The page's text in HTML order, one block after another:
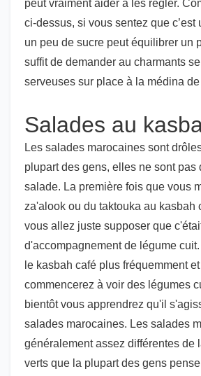
peut vraiment aider à les régler.
ci-dessus, si vous sentez que c’est
un peu de sucre peut équilibrer un
suffit de demander au charmants
serveuses sur place à la médina
Salades au
Les salades marocaines sont
plupart des gens, elles ne sont pas
salade. La première fois que vous
za'alook ou du taktouka au kasbah
vous allez juste supposer que
d'accompagnement de légume
le kasbah café plus fréquemment
commencerez à voir des légumes
bientôt vous apprendrez qu'il
salades marocaines. Les salades
généralement assez différentes de
verts que la plupart des gens